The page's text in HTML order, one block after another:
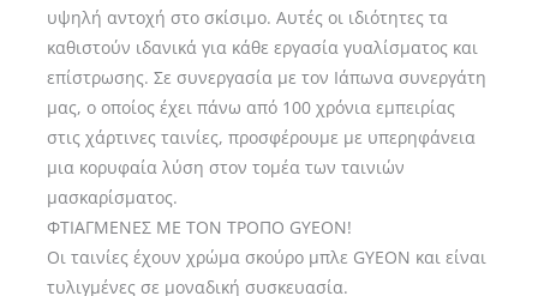
υψηλή αντοχή στο σκίσιμο. Αυτές οι ιδιότητες τα
καθιστούν ιδανικά για κάθε εργασία γυαλίσματος και
επίστρωσης. Σε συνεργασία με τον Ιάπωνα συνεργάτη
μας, ο οποίος έχει πάνω από 100 χρόνια εμπειρίας
στις χάρτινες ταινίες, προσφέρουμε με υπερηφάνεια
μια κορυφαία λύση στον τομέα των ταινιών
μασκαρίσματος.
ΦΤΙΑΓΜΕΝΕΣ ΜΕ ΤΟΝ ΤΡΟΠΟ GYEON!
Οι ταινίες έχουν χρώμα σκούρο μπλε GYEON και είναι
τυλιγμένες σε μοναδική συσκευασία.